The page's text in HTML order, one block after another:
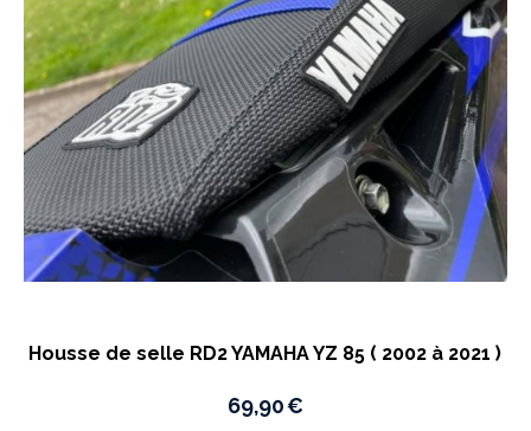
Housse de selle RD2 YAMAHA YZ 85 ( 2002 à 2021 )
69,90€